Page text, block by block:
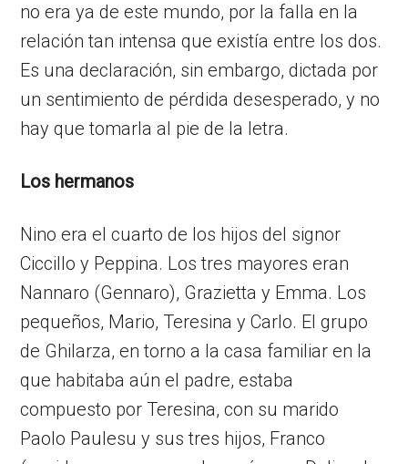
no era ya de este mundo, por la falla en la
relación tan intensa que existía entre los dos.
Es una declaración, sin embargo, dictada por
un sentimiento de pérdida desesperado, y no
hay que tomarla al pie de la letra.
Los hermanos
Nino era el cuarto de los hijos del signor
Ciccillo y Peppina. Los tres mayores eran
Nannaro (Gennaro), Grazietta y Emma. Los
pequeños, Mario, Teresina y Carlo. El grupo
de Ghilarza, en torno a la casa familiar en la
que habitaba aún el padre, estaba
compuesto por Teresina, con su marido
Paolo Paulesu y sus tres hijos, Franco